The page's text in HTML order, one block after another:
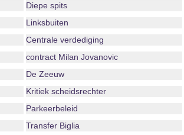
Diepe spits
Linksbuiten
Centrale verdediging
contract Milan Jovanovic
De Zeeuw
Kritiek scheidsrechter
Parkeerbeleid
Transfer Biglia